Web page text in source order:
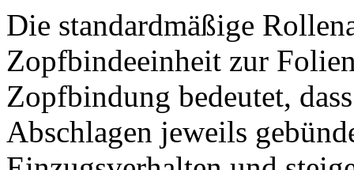
Die standardmäßige
Zopfbindeeinheit zur
Zopfbindung bedeutet,
Abschlagen jeweils